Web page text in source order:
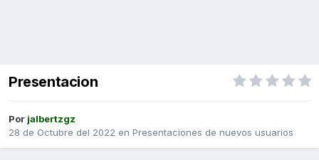
Presentacion
Por jalbertzgz
28 de Octubre del 2022 en Presentaciones de nuevos usuarios